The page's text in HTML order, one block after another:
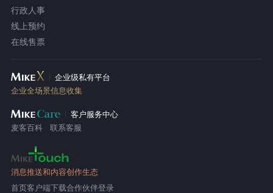
行政人事
线上预约
在线售票
企业级私有平台
企业全场景信息收集
客户服务中心
麦客百科
联系客服
消息推送和内容创作生态
首页客户端下载合作伙伴登录